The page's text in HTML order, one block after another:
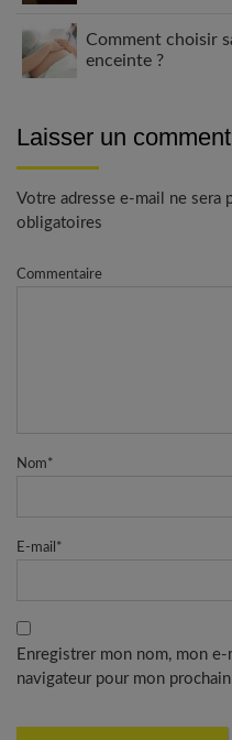
Comment choisir
enceinte ?
Laisser un
Votre adresse e-mail ne sera
obligatoires
Commentaire
Nom*
E-mail *
Enregistrer mon nom, mon
navigateur pour mon